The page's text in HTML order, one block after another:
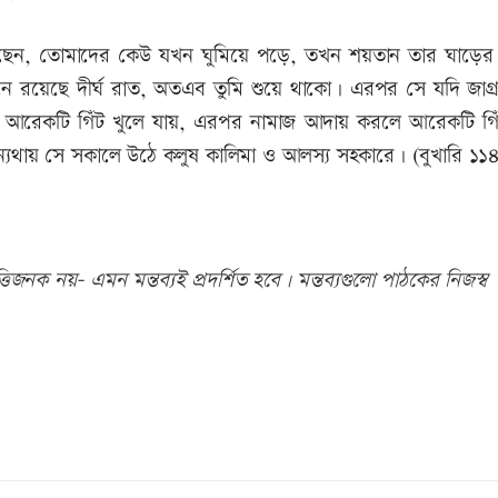
তোমাদের কেউ যখন ঘুমিয়ে পড়ে, তখন শয়তান তার ঘাড়ের
রয়েছে দীর্ঘ রাত, অতএব তুমি শুয়ে থাকো। এরপর সে যদি
গিঁট খুলে যায়, এরপর নামাজ আদায় করলে আরেকটি
সে সকালে উঠে কলুষ কালিমা ও আলস্য সহকারে। (বুখারি
নয়- এমন মন্তব্যই প্রদর্শিত হবে। মন্তব্যগুলো পাঠকের নিজস্ব